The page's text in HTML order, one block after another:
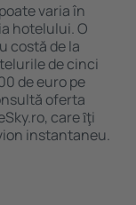
varia în
hotelului. O
costă de la
de cinci
de euro pe
oferta
care ȋţi
instantaneu.